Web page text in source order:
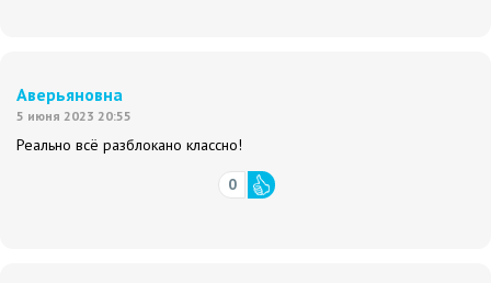
Аверьяновна
5 июня 2023 20:55
Реально всё разблокано классно!
0